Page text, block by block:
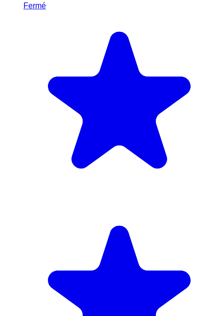
Fermé